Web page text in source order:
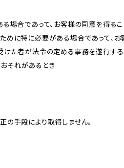
場合であって、お客様の同意を得る
めに特に必要がある場合であって、
けた者が法令の定める事務を遂行す
それがあるとき
の手段により取得しません。